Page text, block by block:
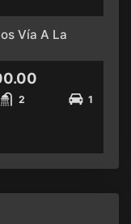
Vía A La
2 1